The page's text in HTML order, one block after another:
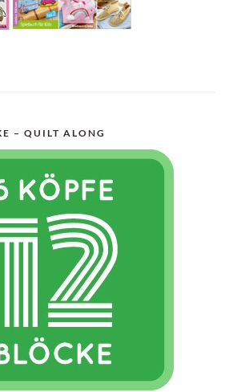
– QUILT ALONG